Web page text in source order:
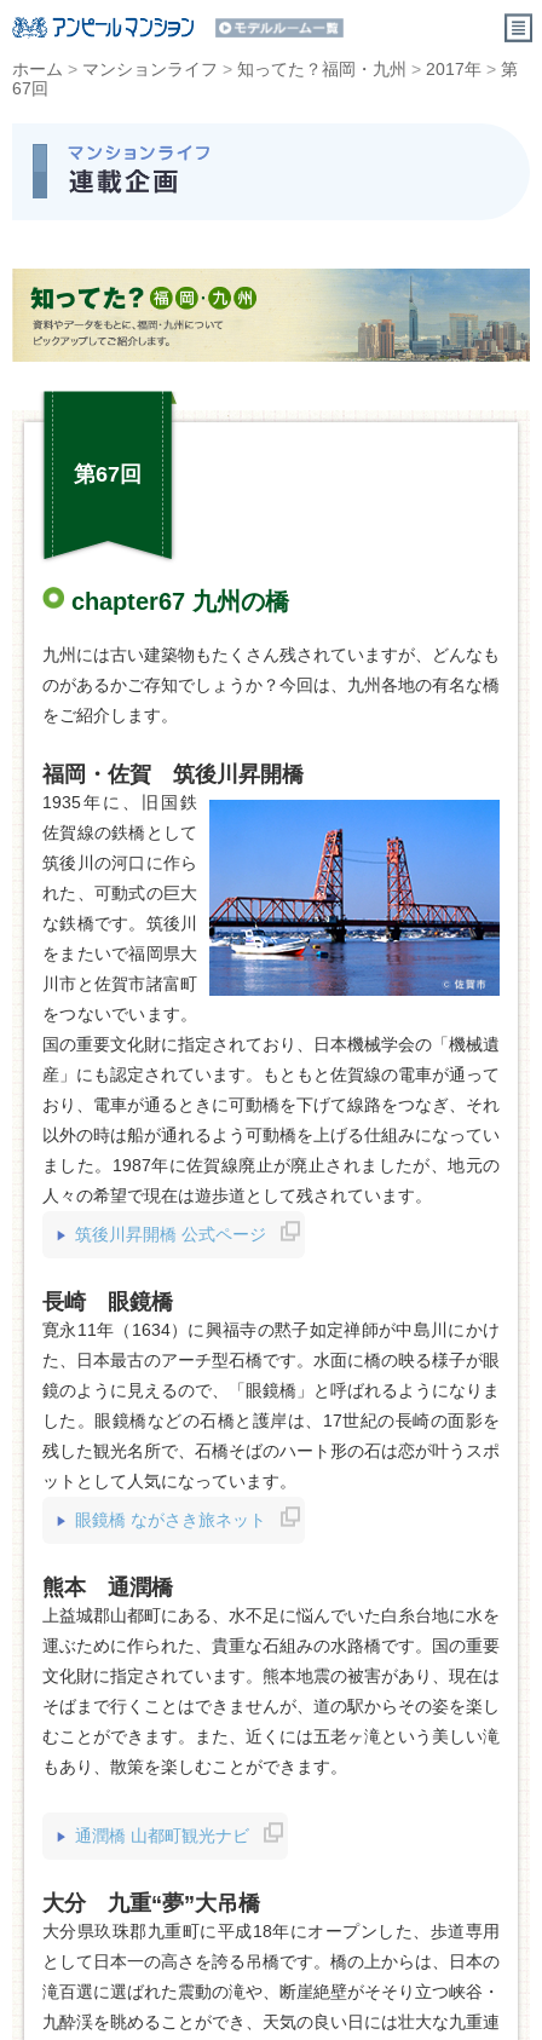
ホーム > マンションライフ > 知ってた？福岡・九州 > 2017年 > 第
67回
第67回
chapter67 九州の橋
九州には古い建築物もたくさん残されていますが、どんなも
のがあるかご存知でしょうか？今回は、九州各地の有名な橋
をご紹介します。
福岡・佐賀 筑後川昇開橋
1935年に、旧国鉄
佐賀線の鉄橋として
筑後川の河口に作ら
れた、可動式の巨大
な鉄橋です。筑後川
をまたいで福岡県大
川市と佐賀市諸富町
をつないでいます。
国の重要文化財に指定されており、日本機械学会の「機械遺
産」にも認定されています。もともと佐賀線の電車が通って
おり、電車が通るときに可動橋を下げて線路をつなぎ、それ
以外の時は船が通れるよう可動橋を上げる仕組みになってい
ました。1987年に佐賀線廃止が廃止されましたが、地元の
人々の希望で現在は遊歩道として残されています。
筑後川昇開橋 公式ページ
長崎 眼鏡橋
寛永11年（1634）に興福寺の黙子如定禅師が中島川にかけ
た、日本最古のアーチ型石橋です。水面に橋の映る様子が眼
鏡のように見えるので、「眼鏡橋」と呼ばれるようになりま
した。眼鏡橋などの石橋と護岸は、17世紀の長崎の面影を
残した観光名所で、石橋そばのハート形の石は恋が叶うスポ
ットとして人気になっています。
眼鏡橋 ながさき旅ネット
熊本 通潤橋
上益城郡山都町にある、水不足に悩んでいた白糸台地に水を
運ぶために作られた、貴重な石組みの水路橋です。国の重要
文化財に指定されています。熊本地震の被害があり、現在は
そばまで行くことはできませんが、道の駅からその姿を楽し
むことができます。また、近くには五老ヶ滝という美しい滝
もあり、散策を楽しむことができます。
通潤橋 山都町観光ナビ
大分 九重“夢”大吊橋
大分県玖珠郡九重町に平成18年にオープンした、歩道専用
として日本一の高さを誇る吊橋です。橋の上からは、日本の
滝百選に選ばれた震動の滝や、断崖絶壁がそそり立つ峡谷・
九酔渓を眺めることができ、天気の良い日には壮大な九重連